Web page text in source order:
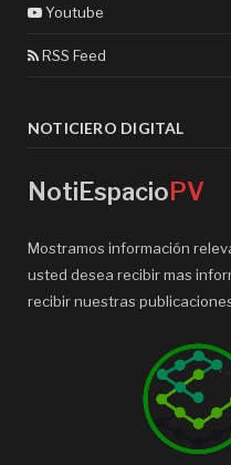
Youtube
RSS Feed
NOTICIERO DIGITAL
NotiEspacioPV
Mostramos información
usted desea recibir mas
recibir nuestras